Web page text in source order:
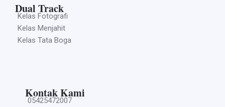
Dual Track
Kelas Fotografi
Kelas Menjahit
Kelas Tata Boga
Kontak Kami
05425472007